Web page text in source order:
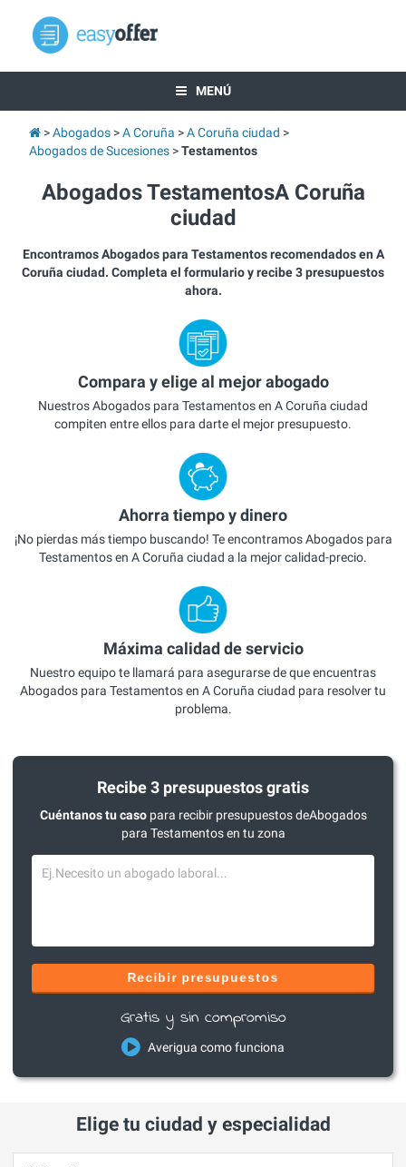
MENÚ
Abogados A Coruña
A Coruña ciudad
Abogados de Sucesiones
Testamentos
Abogados TestamentosA Coruña
ciudad
Encontramos Abogados para Testamentos recomendados en A
Coruña ciudad. Completa el formulario y recibe 3 presupuestos
ahora.
Compara y elige al mejor abogado
Nuestros Abogados para Testamentos en A Coruña ciudad
compiten entre ellos para darte el mejor presupuesto.
Ahorra tiempo y dinero
¡No pierdas más tiempo buscando! Te encontramos Abogados para
Testamentos en A Coruña ciudad a la mejor calidad-precio.
Máxima calidad de servicio
Nuestro equipo te llamará para asegurarse de que encuentras
Abogados para Testamentos en A Coruña ciudad para resolver tu
problema.
Recibe 3 presupuestos gratis
Cuéntanos tu casopara recibir presupuestos deAbogados
para Testamentos en tu zona
Recibir presupuestos
Gratis y sin compromiso
Averigua como funciona
Elige tu ciudad y especialidad